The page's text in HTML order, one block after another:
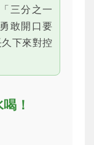
三分之一
敢開口要
下來對控
！